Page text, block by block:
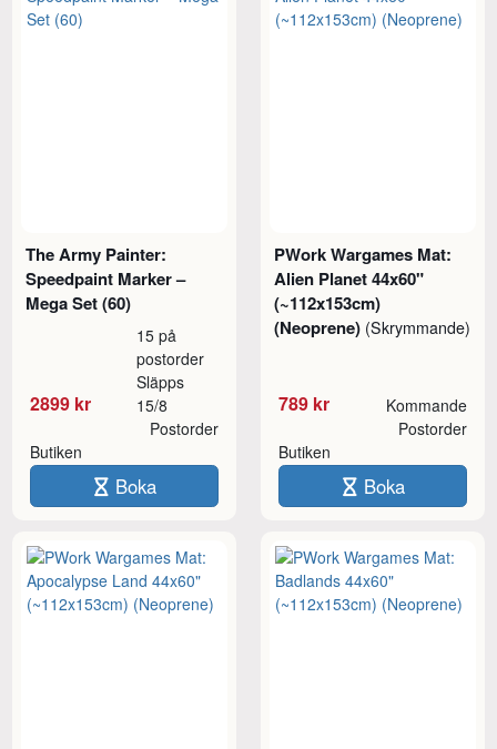
The Army Painter:
Speedpaint Marker –
Mega Set (60)
2899 kr
15 på
postorder
Släpps
15/8
Butiken
Postorder
Boka
PWork Wargames Mat:
Alien Planet 44x60"
(~112x153cm)
(Neoprene) (Skrymmande)
789 kr Kommande
Butiken
Postorder
Boka